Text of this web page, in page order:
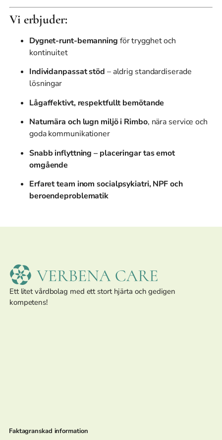
Vi erbjuder:
Dygnet-runt-bemanning för trygghet och
kontinuitet
Individanpassat stöd – aldrig standardiserade
lösningar
Lågaffektivt, respektfullt bemötande
Naturnära och lugn miljö i Rimbo, nära service och
goda kommunikationer
Snabb inflyttning – placeringar tas emot
omgående
Erfaret team inom socialpsykiatri, NPF och
beroendeproblematik
Ett litet vårdbolag med ett stort hjärta och gedigen
kompetens!
Faktagranskad information